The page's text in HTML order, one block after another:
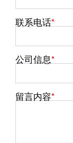
联系电话
公司信息
留言内容